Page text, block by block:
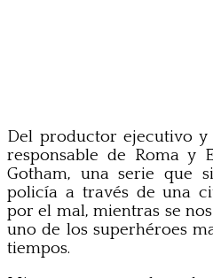
Del productor ejecutivo y
responsable de Roma y
Gotham, una serie que
policía a través de una
por el mal, mientras se
uno de los superhéroes
tiempos.